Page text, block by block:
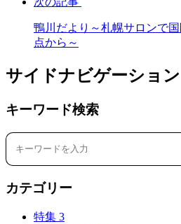
鴨川だより～札幌サロンで
点から～
サイドナビゲーション
キーワード検索
カテゴリー
特集 3